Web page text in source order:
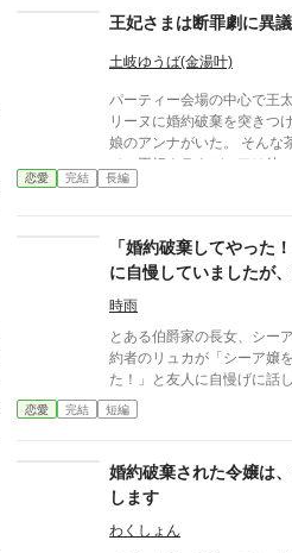
王妃さまは断罪劇に異
土岐ゆうば(金湯叶)
パーティー会場の中心で王
リーヌに婚約破棄を突きつ
娘のアンナがいた。 そんな茶番劇のような場面を見
て、王妃クラウディアは待ったを
対するのは、セリーヌとの
まく複雑な関係が繰り広げられる。 あ
はゲームの世界、ある者に
恋愛 完結 長編
「婚約破棄してやった
に自慢していましたが
ので、今さら婚約破棄
時雨
とある伯爵家の長女、シー
約者のリュカが「シーア嬢
た！」と友人に自慢げに話
う。しかし、実際のところ
とがあればすぐに手が出る
の後リュカは自分の我儘さ
婚約破棄を解消して欲しい
本当に自分を愛してくれる
た。 だから今更もう一度婚
恋愛 完結 短編
婚約破棄された令嬢は
します
わくしょん